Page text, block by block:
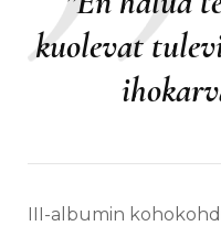
kuolevat
III-albumin